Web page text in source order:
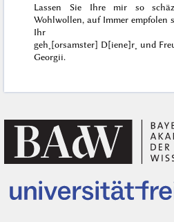
Lassen Sie Ihre mir so
Wohlwollen, auf Immer empfolen
Ihr
geh˖[orsamster] D[iene]r˖ und
Georgii.